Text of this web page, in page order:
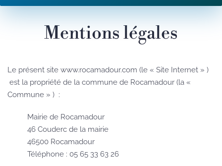
Mentions légales
Le présent site www.rocamadour.com (le « Site Internet » )
est la propriété de la commune de Rocamadour (la «
Commune » ) :
Mairie de Rocamadour
46 Couderc de la mairie
46500 Rocamadour
Téléphone : 05 65 33 63 26